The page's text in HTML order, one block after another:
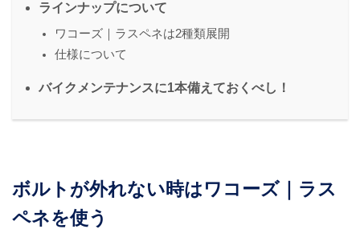
ラインナップについて
ワコーズ｜ラスペネは2種類展開
仕様について
バイクメンテナンスに1本備えておくべし！
ボルトが外れない時はワコーズ｜ラス
ペネを使う